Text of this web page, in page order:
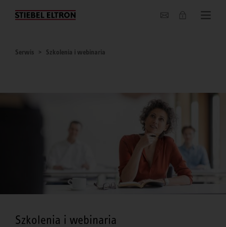
O nas
Serwis Szkolenia i webinaria
Szkolenia i webinaria